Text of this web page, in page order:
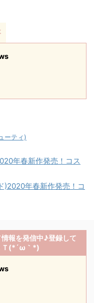
ーティ)
年春新作発売！コス
)2020年春新作発売！コ
報を発信中♪登録して
Ｔ(*´ω｀*)